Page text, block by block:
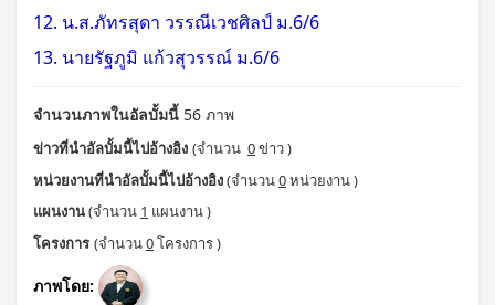
12. น.ส.ภัทรสุดา วรรณีเวชศิลป์ ม.6/6
13. นายรัฐภูมิ แก้วสุวรรณ์ ม.6/6
จำนวนภาพในอัลบั้มนี้ 56 ภาพ
ข่าวที่นำอัลบั้มนี้ไปอ้างอิง (จำนวน 0ข่าว )
หน่วยงานที่นำอัลบั้มนี้ไปอ้างอิง(จำนวน0หน่วยงาน )
แผนงาน(จำนวน 1 แผนงาน )
โครงการ (จำนวน0โครงการ )
ภาพโดย: